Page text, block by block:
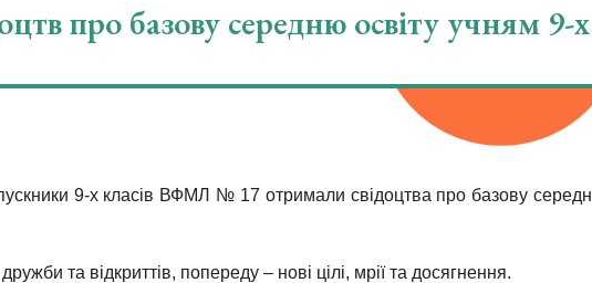
про базову середню освіту учням 9-х
9-х класів ВФМЛ № 17 отримали свідоцтва про базову
та відкриттів, попереду – нові цілі, мрії та досягнення.